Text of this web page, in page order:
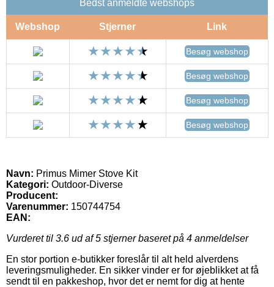
Bedst anmeldte webshops
Webshop Stjerner Link
Besøg webshop
Besøg webshop
Besøg webshop
Besøg webshop
Navn: Primus Mimer Stove Kit
Kategori: Outdoor-Diverse
Producent:
Varenummer: 150744754
EAN:
Vurderet til 3.6 ud af 5 stjerner baseret på 4 anmeldelser
En stor portion e-butikker foreslår til alt held alverdens
leveringsmuligheder. En sikker vinder er for øjeblikket at få
sendt til en pakkeshop, hvor det er nemt for dig at hente